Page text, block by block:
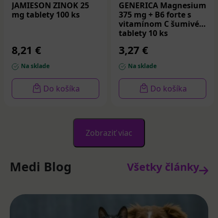
JAMIESON ZINOK 25
mg tablety 100 ks
8,21 €
Na sklade
Do košíka
GENERICA Magnesium
375 mg + B6 forte s
vitamínom C šumivé
tablety 10 ks
3,27 €
Na sklade
Do košíka
Zobraziť viac
Medi Blog Všetky články